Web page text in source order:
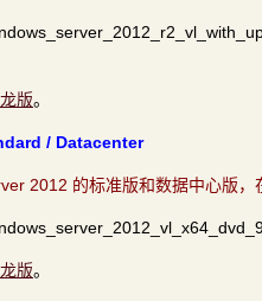
版。
/ Datacenter
2012 的标准版和数据中心版
版。